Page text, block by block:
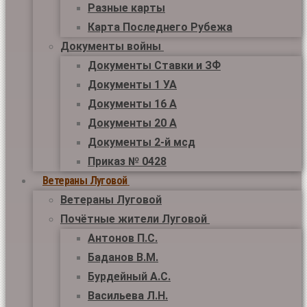
Разные карты
Карта Последнего Рубежа
Документы войны
Документы Ставки и ЗФ
Документы 1 УА
Документы 16 А
Документы 20 А
Документы 2-й мсд
Приказ № 0428
Ветераны Луговой
Ветераны Луговой
Почётные жители Луговой
Антонов П.С.
Баданов В.М.
Бурдейный А.С.
Васильева Л.Н.